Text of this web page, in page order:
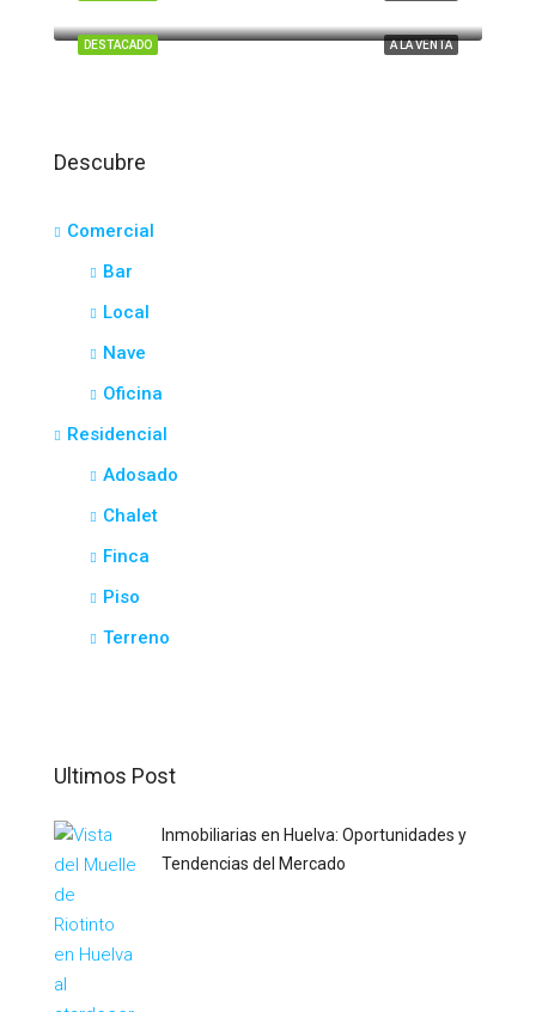
A LA VENTA
DESTACADO
Descubre
Comercial
Bar
Local
Nave
Oficina
Residencial
Adosado
Chalet
Finca
Piso
Terreno
Ultimos Post
Inmobiliarias en Huelva: Oportunidades y
Tendencias del Mercado